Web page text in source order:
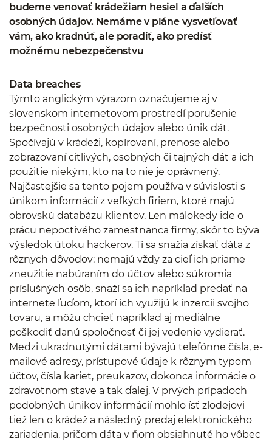
budeme venovať krádežiam hesiel a ďalších
osobných údajov. Nemáme v pláne vysvetľovať
vám, ako kradnúť, ale poradiť, ako predísť
možnému nebezpečenstvu
Data breaches
Týmto anglickým výrazom označujeme aj v
slovenskom internetovom prostredí porušenie
bezpečnosti osobných údajov alebo únik dát.
Spočívajú v krádeži, kopírovaní, prenose alebo
zobrazovaní citlivých, osobných či tajných dát a ich
použitie niekým, kto na to nie je oprávnený.
Najčastejšie sa tento pojem používa v súvislosti s
únikom informácií z veľkých firiem, ktoré majú
obrovskú databázu klientov. Len málokedy ide o
prácu nepoctivého zamestnanca firmy, skôr to býva
výsledok útoku hackerov. Tí sa snažia získať dáta z
rôznych dôvodov: nemajú vždy za cieľ ich priame
zneužitie nabúraním do účtov alebo súkromia
príslušných osôb, snaží sa ich napríklad predať na
internete ľuďom, ktorí ich využijú k inzercii svojho
tovaru, a môžu chcieť napríklad aj mediálne
poškodiť danú spoločnosť či jej vedenie vydierať.
Medzi ukradnutými dátami bývajú telefónne čísla, e-
mailové adresy, prístupové údaje k rôznym typom
účtov, čísla kariet, preukazov, dokonca informácie o
zdravotnom stave a tak ďalej. V prvých prípadoch
podobných únikov informácií mohlo ísť zlodejovi
tiež len o krádež a následný predaj elektronického
zariadenia, pričom dáta v ňom obsiahnuté ho vôbec